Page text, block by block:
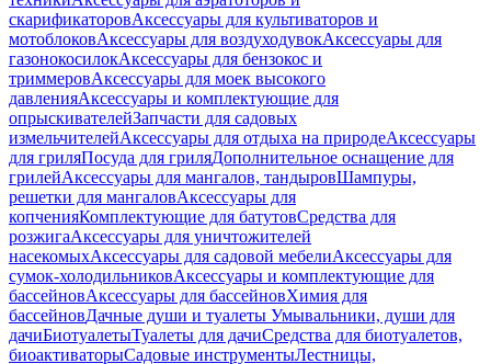
скарификаторовАксессуары для культиваторов и
мотоблоковАксессуары для воздуходувокАксессуары для
газонокосилокАксессуары для бензокос и
триммеровАксессуары для моек высокого
давленияАксессуары и комплектующие для
опрыскивателейЗапчасти для садовых
измельчителейАксессуары для отдыха на природеАксессуары
для гриляПосуда для гриляДополнительное оснащение для
грилейАксессуары для мангалов, тандыровШампуры,
решетки для мангаловАксессуары для
копченияКомплектующие для батутовСредства для
розжигаАксессуары для уничтожителей
насекомыхАксессуары для садовой мебелиАксессуары для
сумок-холодильниковАксессуары и комплектующие для
бассейновАксессуары для бассейновХимия для
бассейновДачные души и туалеты Умывальники, души для
дачиБиотуалетыТуалеты для дачиСредства для биотуалетов,
биоактиваторыСадовые инструментыЛестницы,